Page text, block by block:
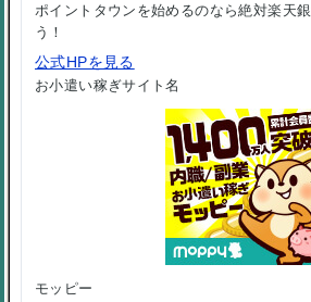
ポイントタウンを始めるのなら絶対楽天
う！
公式HPを見る
お小遣い稼ぎサイト名
モッピー